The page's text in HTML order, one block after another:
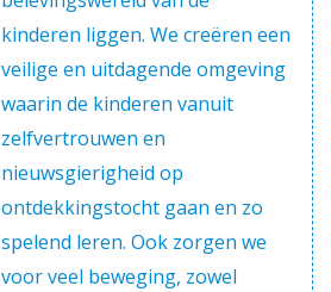
kinderen liggen. We creëren een
veilige en uitdagende omgeving
waarin de kinderen vanuit
zelfvertrouwen en
nieuwsgierigheid op
ontdekkingstocht gaan en zo
spelend leren. Ook zorgen we
voor veel beweging, zowel